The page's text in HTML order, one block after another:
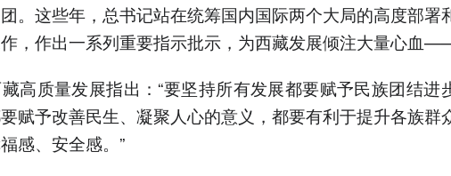
。这些年，总书记站在统筹国内国际两个大局的高度部署
，作出一系列重要指示批示，为西藏发展倾注大量心血
高质量发展指出：“要坚持所有发展都要赋予民族团结进
赋予改善民生、凝聚人心的意义，都要有利于提升各族群
感、安全感。”